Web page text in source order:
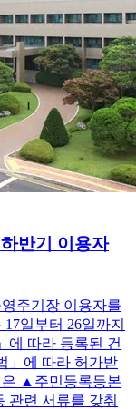
반기 이용자
주기장 이용자를
일부터 26일까지
에 따라 등록된 건
」에 따라 허가받
은 ▲주민등록등본
관련 서류를 갖춰